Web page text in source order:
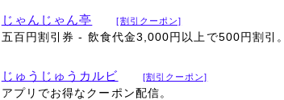
じゃんじゃん亭 [割引クーポン]
五百円割引券 - 飲食代金3,000円以上で500円割引。
じゅうじゅうカルビ [割引クーポン]
アプリでお得なクーポン配信。